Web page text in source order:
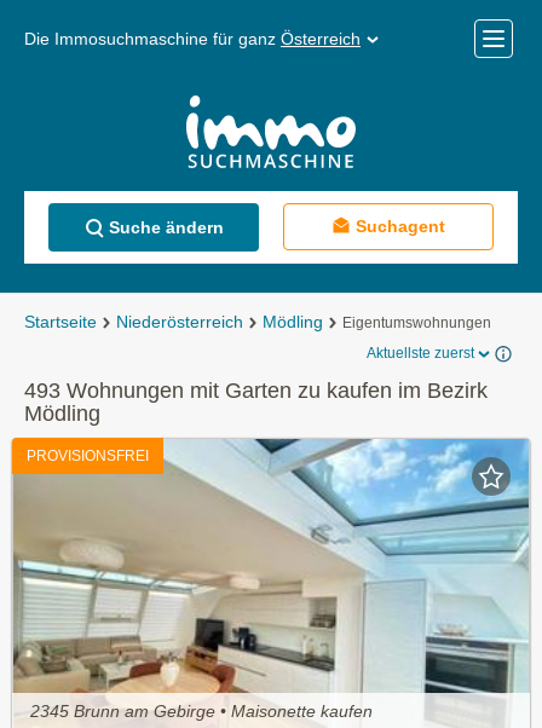
Die Immosuchmaschine für ganz Österreich
Menü
Suche ändern Suchagent
Startseite Niederösterreich Mödling
Eigentumswohnungen
Aktuellste zuerst
493 Wohnungen mit Garten zu kaufen im Bezirk
Mödling
PROVISIONSFREI
2345 Brunn am Gebirge • Maisonette kaufen